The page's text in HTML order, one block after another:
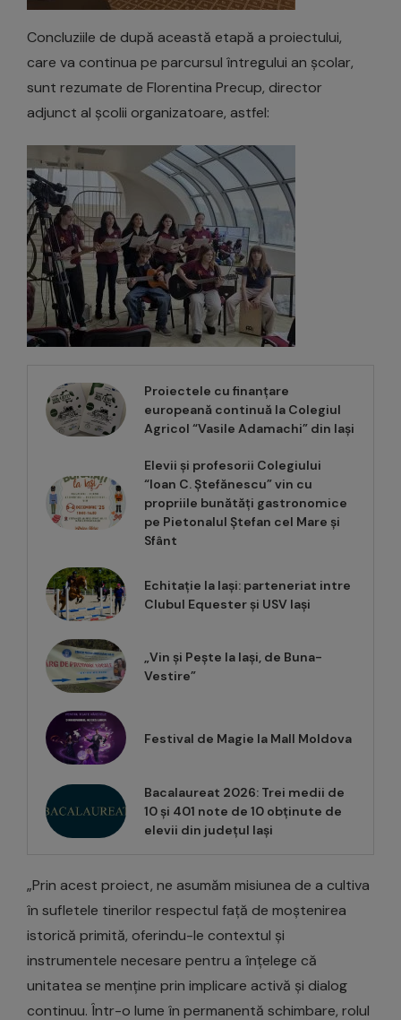
Concluziile de după această etapă a proiectului,
care va continua pe parcursul întregului an școlar,
sunt rezumate de Florentina Precup, director
adjunct al școlii organizatoare, astfel:
Proiectele cu finanțare
europeană continuă la Colegiul
Agricol “Vasile Adamachi” din Iași
Elevii și profesorii Colegiului
“Ioan C. Ștefănescu” vin cu
propriile bunătăți gastronomice
pe Pietonalul Ștefan cel Mare și
Sfânt
Echitație la Iași: parteneriat intre
Clubul Equester și USV Iași
„Vin și Pește la Iași, de Buna-
Vestire”
Festival de Magie la Mall Moldova
Bacalaureat 2026: Trei medii de
10 și 401 note de 10 obținute de
elevii din județul Iași
„Prin acest proiect, ne asumăm misiunea de a cultiva
în sufletele tinerilor respectul față de moștenirea
istorică primită, oferindu-le contextul și
instrumentele necesare pentru a înțelege că
unitatea se menține prin implicare activă și dialog
continuu. Într-o lume în permanentă schimbare, rolul